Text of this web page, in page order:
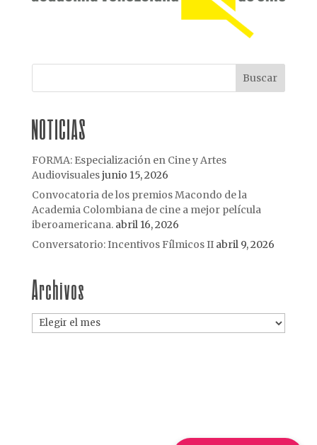
NOTICIAS
FORMA: Especialización en Cine y Artes
Audiovisualesjunio 15, 2026
Convocatoria de los premios Macondo de la
Academia Colombiana de cine a mejor película
iberoamericana. abril 16, 2026
Conversatorio: Incentivos Fílmicos II abril 9, 2026
Archivos
Archivos